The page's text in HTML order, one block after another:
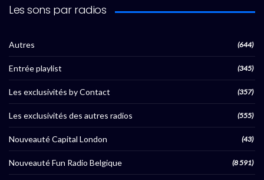
Les sons par radios
Autres (644)
Entrée playlist (345)
Les exclusivités by Contact (357)
Les exclusivités des autres radios (555)
Nouveauté Capital London (43)
Nouveauté Fun Radio Belgique (8 591)